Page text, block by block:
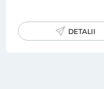
DETALII